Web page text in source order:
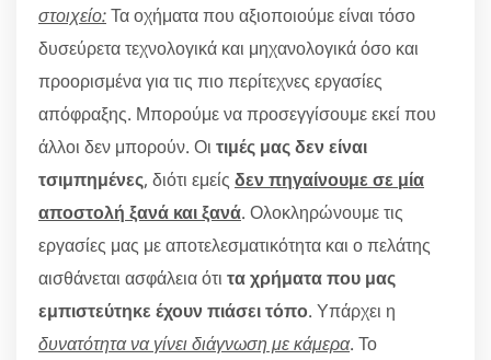
στοιχείο:Τα οχήματα που αξιοποιούμε είναι τόσο
δυσεύρετα τεχνολογικά και μηχανολογικά όσο και
προορισμένα για τις πιο περίτεχνες εργασίες
απόφραξης. Μπορούμε να προσεγγίσουμε εκεί που
άλλοι δεν μπορούν. Οι τιμές μας δεν είναι
τσιμπημένες, διότι εμείς δεν πηγαίνουμε σε μία
αποστολή ξανά και ξανά. Ολοκληρώνουμε τις
εργασίες μας με αποτελεσματικότητα και ο πελάτης
αισθάνεται ασφάλεια ότι τα χρήματα που μας
εμπιστεύτηκε έχουν πιάσει τόπο. Υπάρχει η
δυνατότητα να γίνει διάγνωση με κάμερα. Το